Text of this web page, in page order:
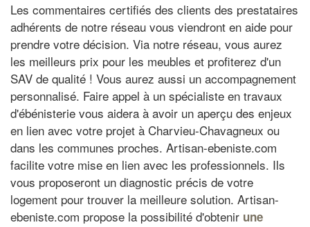
Les commentaires certifiés des clients des prestataires
adhérents de notre réseau vous viendront en aide pour
prendre votre décision. Via notre réseau, vous aurez
les meilleurs prix pour les meubles et profiterez d'un
SAV de qualité ! Vous aurez aussi un accompagnement
personnalisé. Faire appel à un spécialiste en travaux
d'ébénisterie vous aidera à avoir un aperçu des enjeux
en lien avec votre projet à Charvieu-Chavagneux ou
dans les communes proches. Artisan-ebeniste.com
facilite votre mise en lien avec les professionnels. Ils
vous proposeront un diagnostic précis de votre
logement pour trouver la meilleure solution. Artisan-
ebeniste.com propose la possibilité d'obtenir une